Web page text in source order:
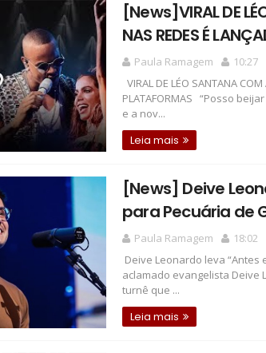
[News]VIRAL DE
NAS REDES É
Paula Ramagem
10:27
VIRAL DE LÉO SANTANA
PLATAFORMAS “Posso
e a nov...
Leia mais
[News] Deive
para Pecuária de
Paula Ramagem
18:02
Deive Leonardo leva
aclamado evangelista Deive
turnê que ...
Leia mais